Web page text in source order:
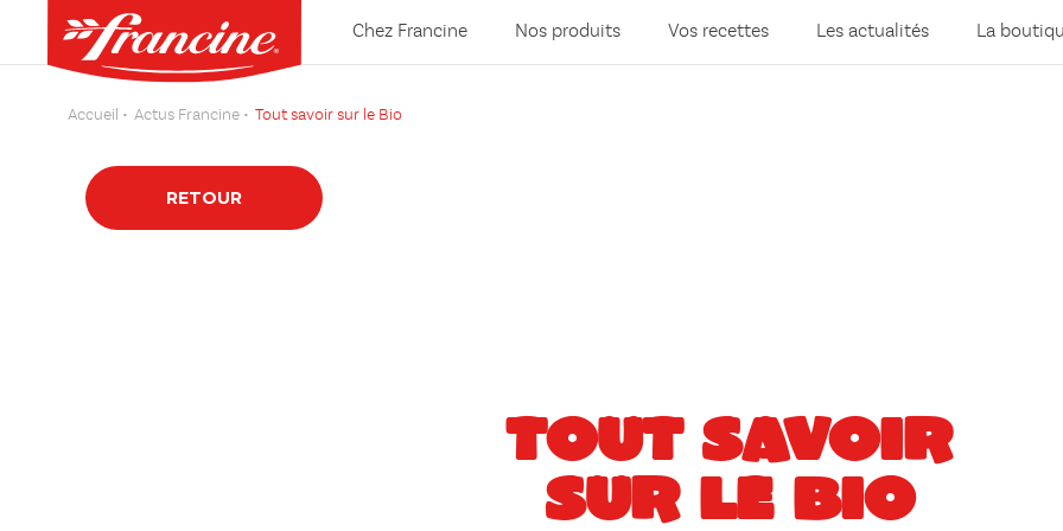
Chez Francine Nos produits Vos recettes Les actualités La
Accueil Actus Francine Tout savoir sur le Bio
RETOUR
TOUT SAVOIR
SUR LE BIO